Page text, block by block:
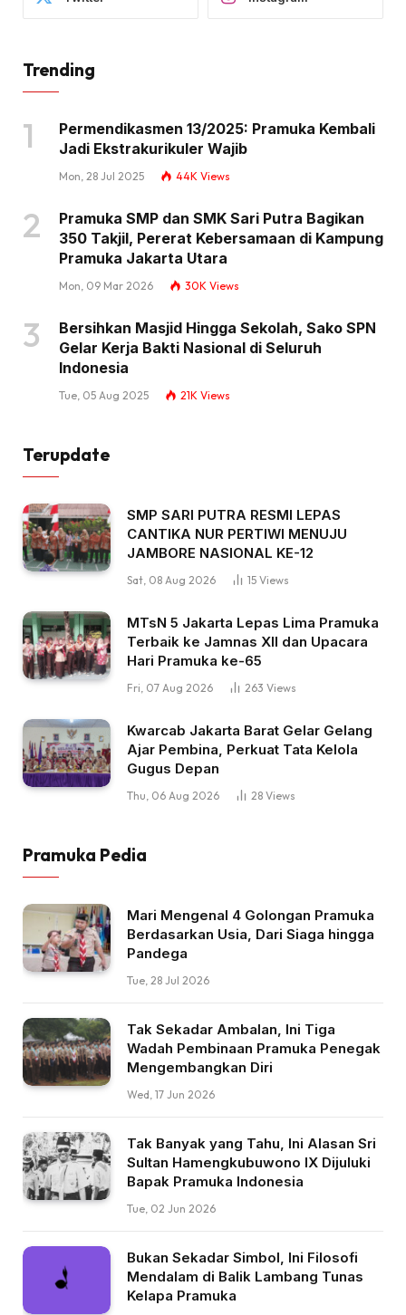
Trending
Permendikasmen 13/2025: Pramuka Kembali
Jadi Ekstrakurikuler Wajib
Mon, 28 Jul 2025 44K Views
Pramuka SMP dan SMK Sari Putra Bagikan
350 Takjil, Pererat Kebersamaan di Kampung
Pramuka Jakarta Utara
Mon, 09 Mar 2026 30K Views
Bersihkan Masjid Hingga Sekolah, Sako SPN
Gelar Kerja Bakti Nasional di Seluruh
Indonesia
Tue, 05 Aug 2025 21K Views
Terupdate
SMP SARI PUTRA RESMI LEPAS
CANTIKA NUR PERTIWI MENUJU
JAMBORE NASIONAL KE-12
Sat, 08 Aug 2026 15 Views
MTsN 5 Jakarta Lepas Lima Pramuka
Terbaik ke Jamnas XII dan Upacara
Hari Pramuka ke-65
Fri, 07 Aug 2026 263 Views
Kwarcab Jakarta Barat Gelar Gelang
Ajar Pembina, Perkuat Tata Kelola
Gugus Depan
Thu, 06 Aug 2026 28 Views
Pramuka Pedia
Mari Mengenal 4 Golongan Pramuka
Berdasarkan Usia, Dari Siaga hingga
Pandega
Tue, 28 Jul 2026
Tak Sekadar Ambalan, Ini Tiga
Wadah Pembinaan Pramuka Penegak
Mengembangkan Diri
Wed, 17 Jun 2026
Tak Banyak yang Tahu, Ini Alasan Sri
Sultan Hamengkubuwono IX Dijuluki
Bapak Pramuka Indonesia
Tue, 02 Jun 2026
Bukan Sekadar Simbol, Ini Filosofi
Mendalam di Balik Lambang Tunas
Kelapa Pramuka